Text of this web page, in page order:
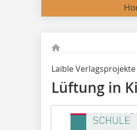
Laible Verlagsprojekte
Lüftung in